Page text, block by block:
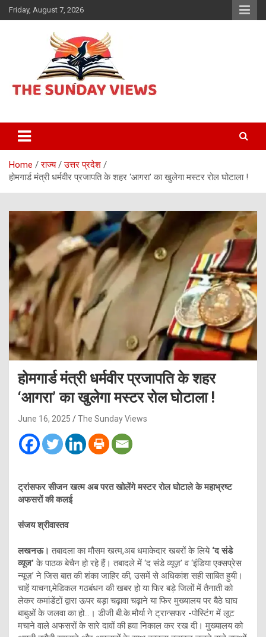
Skip
to
Friday, August 7, 2026
The Sunday views
Home राज्य
उत्तर प्रदेश
होमगार्ड मंत्री धर्मवीर प्रजापति के शहर ‘आगरा’ का खुलेगा मस्टर रोल घोटाला !
होमगार्ड मंत्री धर्मवीर प्रजापति के शहर
‘आगरा’ का खुलेगा मस्टर रोल घोटाला !
June 16, 2025 The Sunday Views
ट्रांसफर सीजन खत्म अब परत खोलेंगे मस्टर रोल घोटाले के महाभ्रष्ट
अफसरों की कलई
संजय श्रीवास्तव
लखनऊ। तबादला का मौसम खत्म,अब धमाकेदार खबरों के लिये ‘द संडे
व्यूज’ के पाठक बेचैन हो रहे हैं। तबादले में ‘द संडे व्यूज़’ व ‘इंडिया एक्सप्रेस
न्यूज़’ ने जिस बात की शंका जाहिर की, उसमें से अधिकांश सही साबित हुयी।
चाहें याचना,मेडिकल गठबंधन की खबर हो या फिर बड़े जिलों में तैनाती को
लेकर कमांडेंटों द्वारा ऊपर बड़ा चढ़ावा चढ़ाने या फिर मुख्यालय पर बैठे घाघ
बाबुओं के जलवा का हो…। डीजी बी.के.मौर्या ने ट्रान्सफर -पोस्टिंग में लूट
मचाने वाले अफसरों के सारे दावों की हवा निकाल कर रख दी। मुख्यालय को